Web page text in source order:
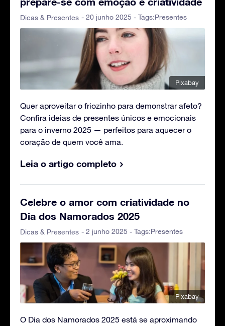
Dicas & Presentes - 20 junho 2025 - Tags:Presentes
Pixabay
Quer aproveitar o friozinho para demonstrar afeto?
Confira ideias de presentes únicos e emocionais
para o inverno 2025 — perfeitos para aquecer o
coração de quem você ama.
Leia o artigo completo
Celebre o amor com criatividade no
Dia dos Namorados 2025
Dicas & Presentes - 2 junho 2025 - Tags:Presentes
Pixabay
O Dia dos Namorados 2025 está se aproximando